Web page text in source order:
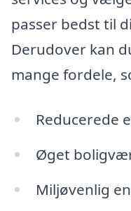
passer bedst til
Derudover kan
mange fordele,
Reducerede
Øget
Miljøvenlig